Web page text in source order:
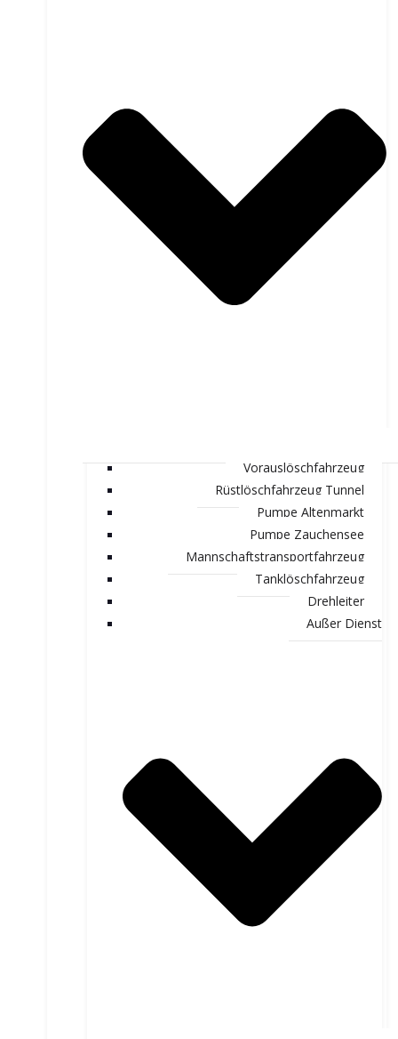
Vorauslöschfahrzeug
Rüstlöschfahrzeug Tunnel
Pumpe Altenmarkt
Pumpe Zauchensee
Mannschaftstransportfahrzeug
Tanklöschfahrzeug
Drehleiter
Außer Dienst